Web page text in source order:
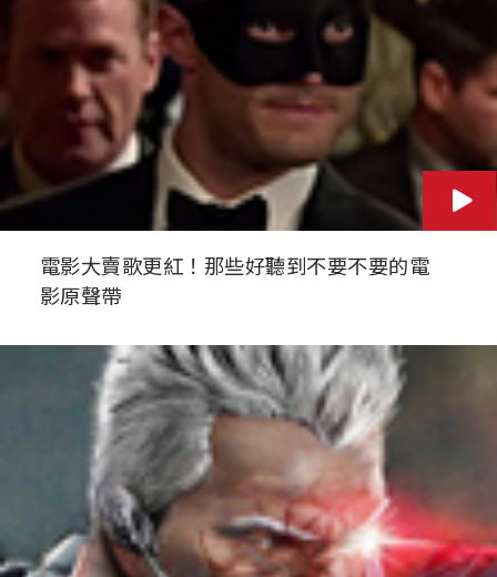
電影大賣歌更紅！那些好聽到不要不要的電
影原聲帶